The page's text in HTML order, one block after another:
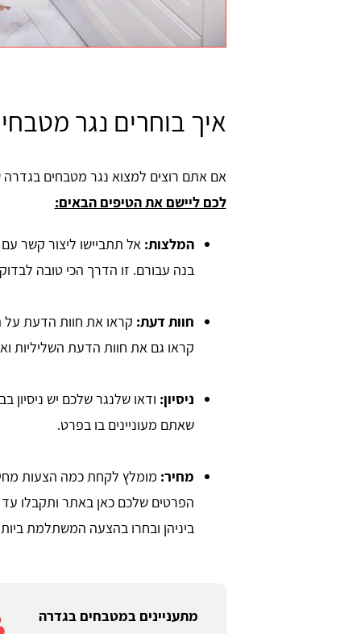
איך בוחרים נגר
אם אתם רוצים למצוא נגר מטבחים
לכם ליישם את הטיפים הבאים:
המלצות: אל תתביישו ליצור קשר
בנה עבורם. זו הדרך הכי טובה
חוות דעת: קראו את חוות הדעת על
קראו גם את חוות הדעת השליליות
ניסיון: ודאו שלנגר שלכם יש ניסיון
שאתם מעוניינים בו בפרט.
מחיר: מומלץ לקחת כמה הצעות
ביניהן ובחרו בהצעה המשתלמת
מתעניינים במטבחים בגדרה